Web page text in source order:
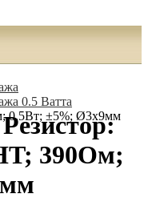
0.5 Ватта
0,5Вт; ±5%; Ø3x9мм
390Ом;